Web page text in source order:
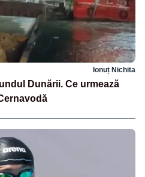
Ionuț Nichita
Dunării. Ce urmează